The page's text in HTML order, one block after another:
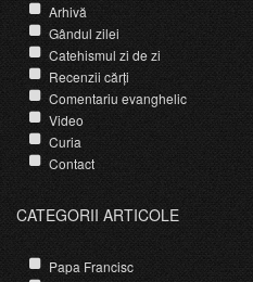
Arhivă
Gândul zilei
Catehismul zi de zi
Recenzii cărți
Comentariu evanghelic
Video
Curia
Contact
CATEGORII ARTICOLE
Papa Francisc